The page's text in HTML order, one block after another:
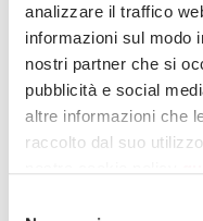
analizzare il traffico
informazioni sul modo
nostri partner che si
pubblicità e social
altre informazioni che
raccolto dal suo